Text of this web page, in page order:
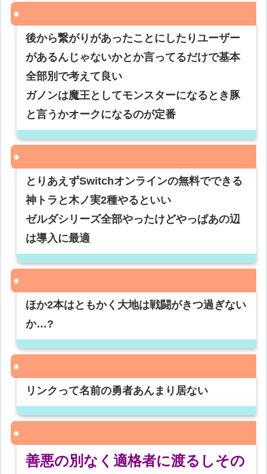
後から繋がりがあったことにしたりユーザー
があるんじゃないかとか言ってるだけで基本
全部別で考えて良い
ガノンは魔王としてモンスターになるとき豚
と言うかオークになるのが定番
とりあえずSwitchオンラインの無料でできる
神トラと木ノ実2種やるといい
ゼルダシリーズ全部やったけどやっぱあの辺
は導入に最適
ほか2本はともかく大地は戦闘がきつ過ぎない
か…?
リンクって名前の勇者あんまり居ない
善悪の別なく適格者に渡るしその